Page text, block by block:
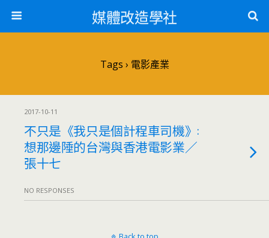
媒體改造學社
Tags › 電影產業
2017-10-11
不只是《我只是個計程車司機》:
想那邊陲的台灣與香港電影業／
張十七
NO RESPONSES